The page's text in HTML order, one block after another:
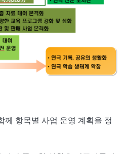
께 항목별 사업 운영 계획을 정